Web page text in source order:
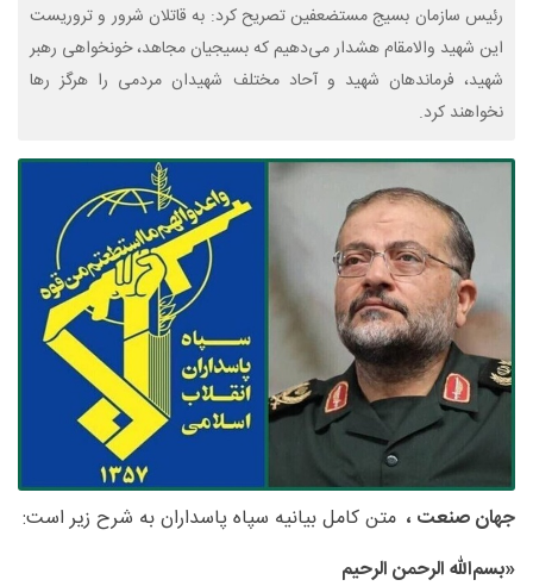
رئیس سازمان بسیج مستضعفین تصریح کرد: به قاتلان شرور و تروریست
این شهید والامقام هشدار می‌دهیم که بسیجیان مجاهد، خونخواهی رهبر
شهید، فرماندهان شهید و آحاد مختلف شهیدان مردمی را هرگز رها
نخواهند کرد.
جهان صنعت ، متن کامل بیانیه سپاه پاسداران به شرح زیر است:
«بسم‌الله الرحمن الرحیم